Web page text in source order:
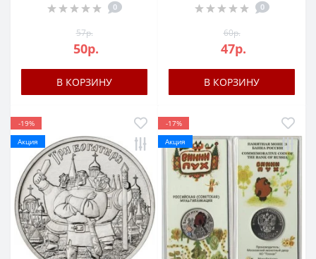
0
57р.
50р.
В КОРЗИНУ
0
60р.
47р.
В КОРЗИНУ
-19%
Акция
-17%
Акция